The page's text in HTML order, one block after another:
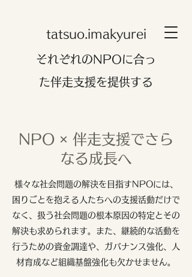
tatsuo.imakyurei
それぞれのNPOに合っ
た伴走支援を提供する
NPO × 伴走支援でさら
なる成長へ
様々な社会問題の解決を目指すNPOには、
困りごとを抱える人たちへの支援活動だけで
なく、扱う社会問題の根本原因の特定とその
解決も求められます。また、継続的な活動を
行うための資金調達や、ガバナンス強化、人
材育成など組織基盤強化も欠かせません。